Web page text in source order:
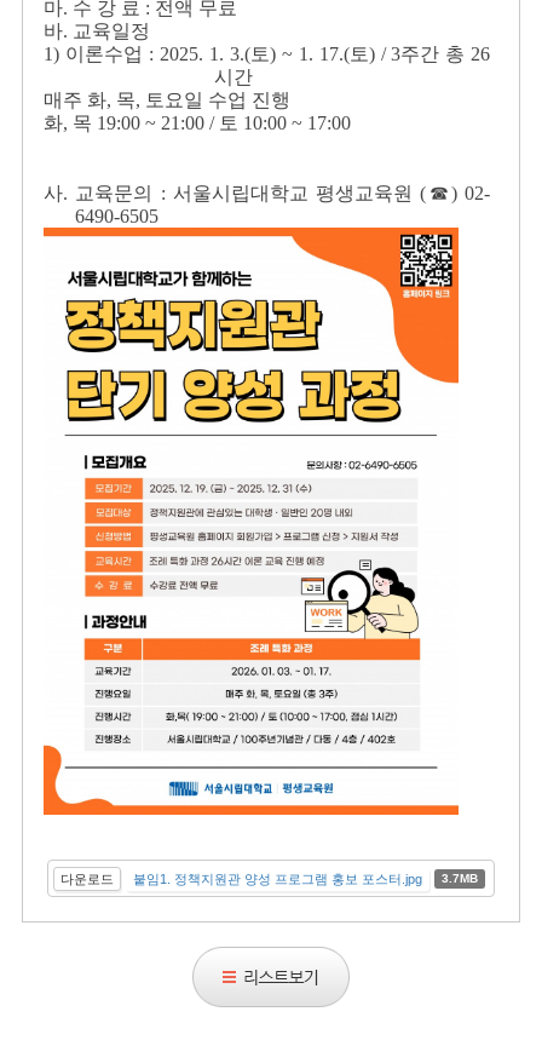
마. 수 강 료 : 전액 무료
바. 교육일정
1) 이론수업 : 2025. 1. 3.(토) ~ 1. 17.(토) / 3주간 총 26
시간
매주 화, 목, 토요일 수업 진행
화, 목 19:00 ~ 21:00 / 토 10:00 ~ 17:00
사. 교육문의 : 서울시립대학교 평생교육원 (☎) 02-
6490-6505
다운로드 붙임1. 정책지원관 양성 프로그램 홍보 포스터.jpg 3.7MB
스
트